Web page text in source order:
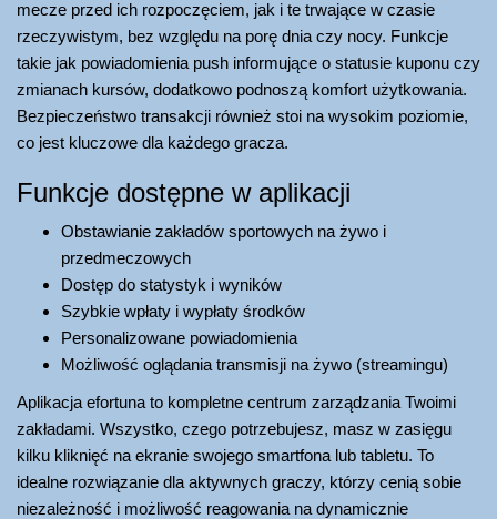
mecze przed ich rozpoczęciem, jak i te trwające w czasie
rzeczywistym, bez względu na porę dnia czy nocy. Funkcje
takie jak powiadomienia push informujące o statusie kuponu czy
zmianach kursów, dodatkowo podnoszą komfort użytkowania.
Bezpieczeństwo transakcji również stoi na wysokim poziomie,
co jest kluczowe dla każdego gracza.
Funkcje dostępne w aplikacji
Obstawianie zakładów sportowych na żywo i
przedmeczowych
Dostęp do statystyk i wyników
Szybkie wpłaty i wypłaty środków
Personalizowane powiadomienia
Możliwość oglądania transmisji na żywo (streamingu)
Aplikacja efortuna to kompletne centrum zarządzania Twoimi
zakładami. Wszystko, czego potrzebujesz, masz w zasięgu
kilku kliknięć na ekranie swojego smartfona lub tabletu. To
idealne rozwiązanie dla aktywnych graczy, którzy cenią sobie
niezależność i możliwość reagowania na dynamicznie